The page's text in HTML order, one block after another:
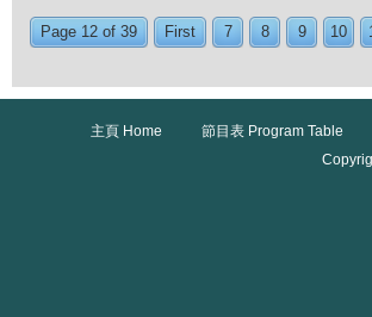
Page 12 of 39 First 7 8 9 10
主頁 Home 節目表 Program Table